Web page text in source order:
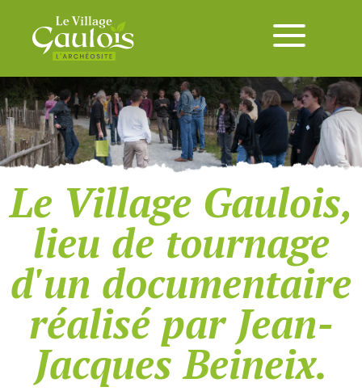
Le Village Gaulois,
lieu de tournage
d'un documentaire
réalisé par Jean-
Jacques Beineix.